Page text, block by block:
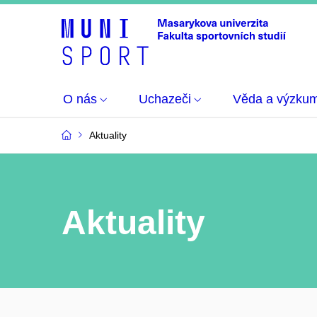
O nás Uchazeči Věda a
Aktuality
Aktuality